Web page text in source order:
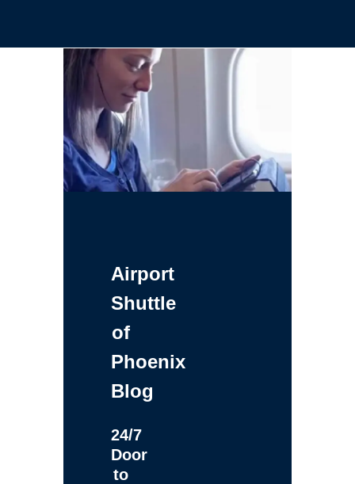
Airport
Shuttle
of
Phoenix
Blog
24/7
Door
to